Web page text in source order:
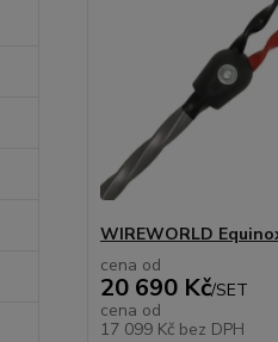
WIREWORLD
cena od
20 690 Kč/SET
cena od
17 099 Kč bez DPH